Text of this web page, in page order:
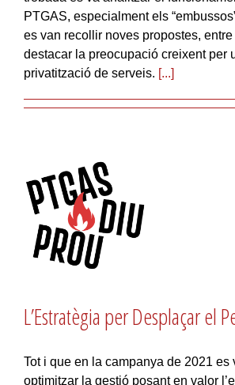
PTGAS, especialment els
es van recollir noves propostes,
destacar la preocupació creixent per
privatització de serveis. [...]
L’Estratègia per Desplaçar el
Tot i que en la campanya de 2021 es
optimitzar la gestió posant en valor